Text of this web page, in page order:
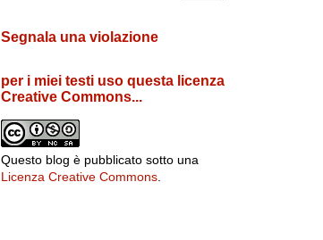
Segnala una violazione
per i miei testi uso questa licenza
Creative Commons...
Questo blog è pubblicato sotto una
Licenza Creative Commons.